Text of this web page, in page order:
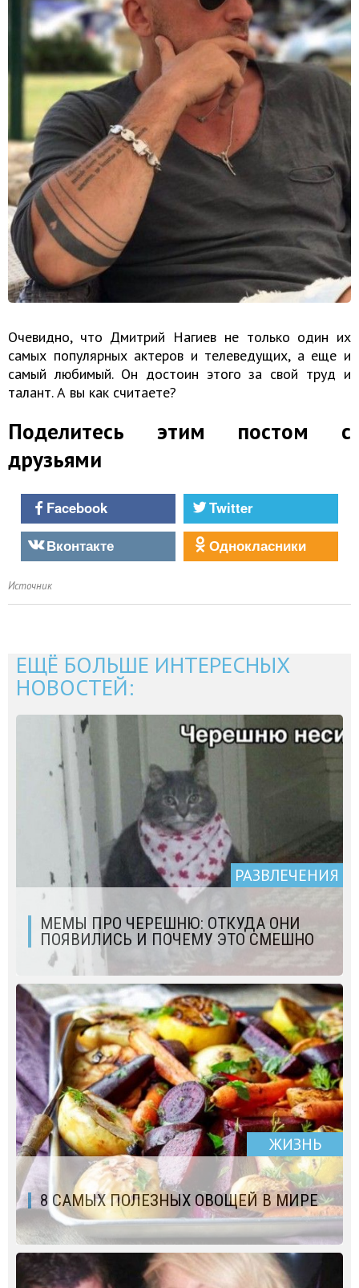
Очевидно, что Дмитрий Нагиев не только один их
самых популярных актеров и телеведущих, а еще и
самый любимый. Он достоин этого за свой труд и
талант. А вы как считаете?
Поделитесь этим постом с
друзьями
Facebook
Twitter
Вконтакте
Однокласники
Источник
ЕЩЁ БОЛЬШЕ ИНТЕРЕСНЫХ
НОВОСТЕЙ:
РАЗВЛЕЧЕНИЯ
МЕМЫ ПРО ЧЕРЕШНЮ: ОТКУДА ОНИ
ПОЯВИЛИСЬ И ПОЧЕМУ ЭТО СМЕШНО
ЖИЗНЬ
8 САМЫХ ПОЛЕЗНЫХ ОВОЩЕЙ В МИРЕ